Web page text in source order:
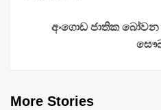
අංගොඩ ජාතික
More Stories